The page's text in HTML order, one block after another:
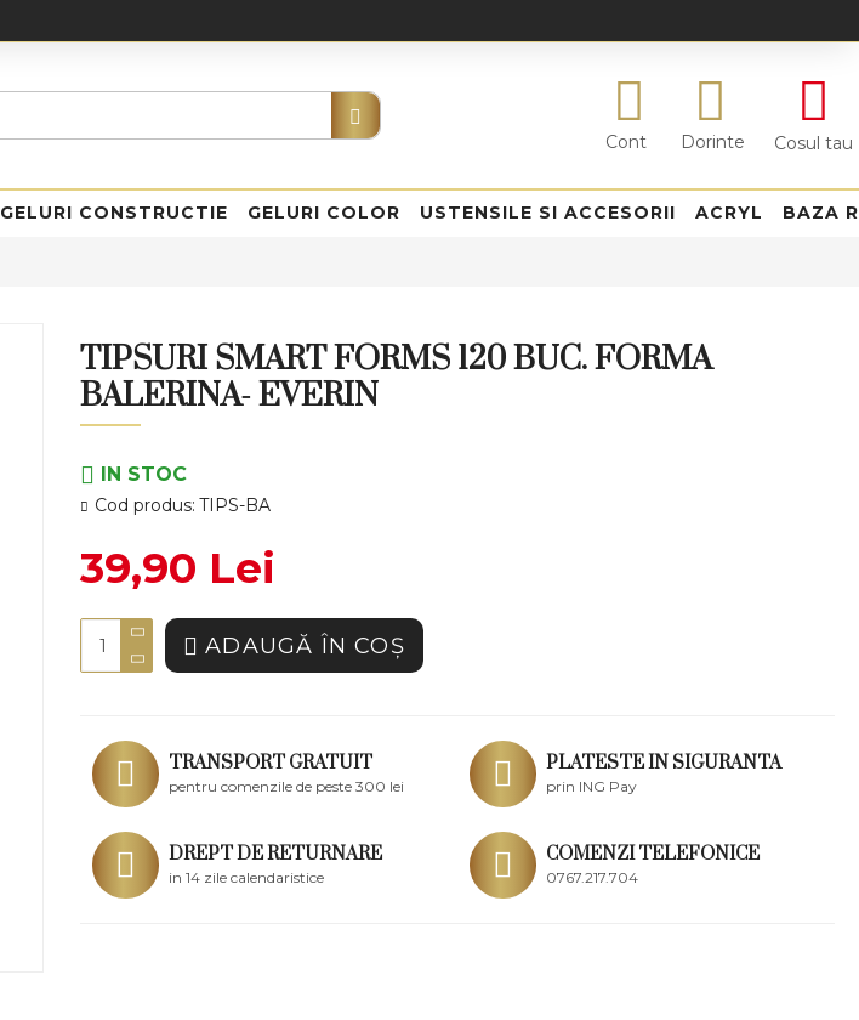
Cont Dorinte Cosul tau
GELURI CONSTRUCTIE GELURI COLOR USTENSILE SI ACCESORII ACRYL BAZA
TIPSURI SMART FORMS 120 BUC. FORMA
BALERINA- EVERIN
IN STOC
Cod produs: TIPS-BA
39,90 Lei
ADAUGĂ ÎN COŞ
TRANSPORT GRATUIT
pentru comenzile de peste 300 lei
PLATESTE IN SIGURANTA
prin ING Pay
DREPT DE RETURNARE
in 14 zile calendaristice
COMENZI TELEFONICE
0767.217.704